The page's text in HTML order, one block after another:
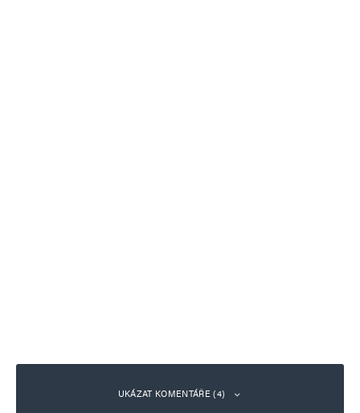
UKÁZAT KOMENTÁŘE (4)